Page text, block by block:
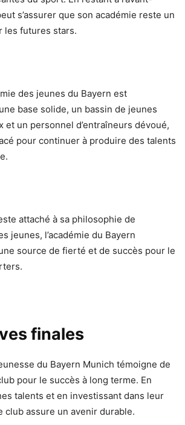
s’assurer que son académie reste un
les futures stars.
des jeunes du Bayern est
base solide, un bassin de jeunes
et un personnel d’entraîneurs dévoué,
pour continuer à produire des talents
attaché à sa philosophie de
jeunes, l’académie du Bayern
source de fierté et de succès pour le
finales
du Bayern Munich témoigne de
pour le succès à long terme. En
talents et en investissant dans leur
club assure un avenir durable.